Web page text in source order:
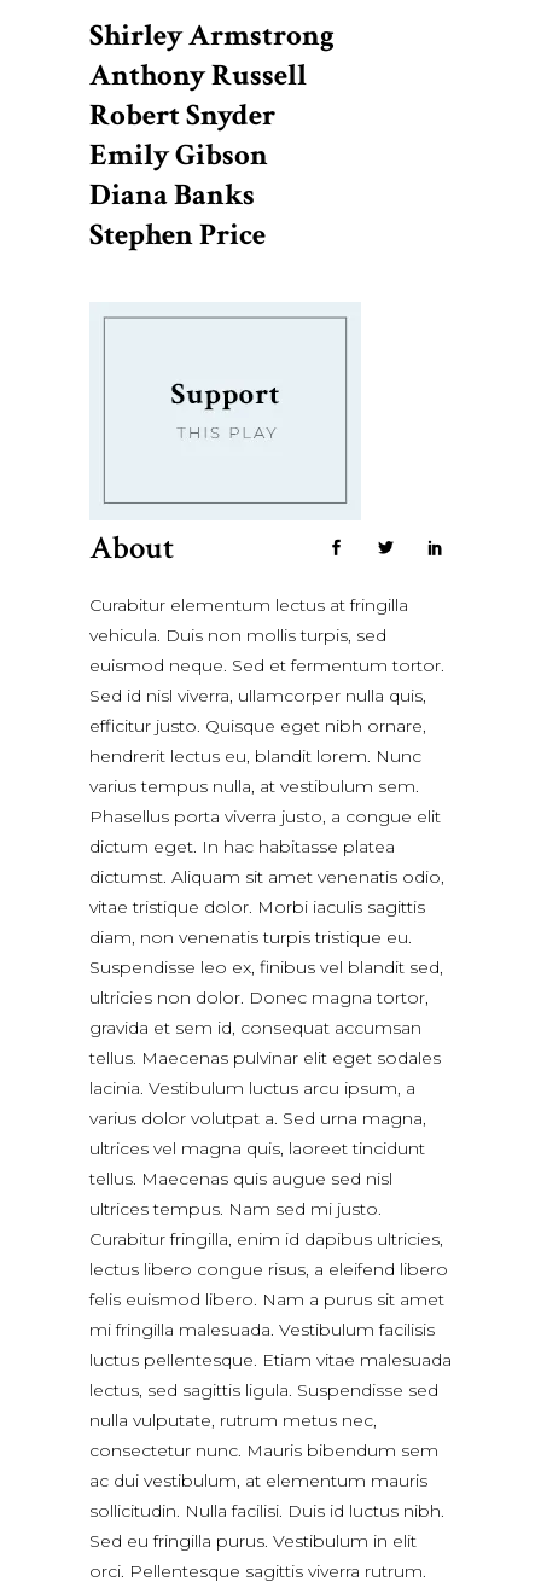
Shirley Armstrong
Anthony Russell
Robert Snyder
Emily Gibson
Diana Banks
Stephen Price
About
Curabitur elementum lectus at fringilla
vehicula. Duis non mollis turpis, sed
euismod neque. Sed et fermentum tortor.
Sed id nisl viverra, ullamcorper nulla quis,
efficitur justo. Quisque eget nibh ornare,
hendrerit lectus eu, blandit lorem. Nunc
varius tempus nulla, at vestibulum sem.
Phasellus porta viverra justo, a congue elit
dictum eget. In hac habitasse platea
dictumst. Aliquam sit amet venenatis odio,
vitae tristique dolor. Morbi iaculis sagittis
diam, non venenatis turpis tristique eu.
Suspendisse leo ex, finibus vel blandit sed,
ultricies non dolor. Donec magna tortor,
gravida et sem id, consequat accumsan
tellus. Maecenas pulvinar elit eget sodales
lacinia. Vestibulum luctus arcu ipsum, a
varius dolor volutpat a. Sed urna magna,
ultrices vel magna quis, laoreet tincidunt
tellus. Maecenas quis augue sed nisl
ultrices tempus. Nam sed mi justo.
Curabitur fringilla, enim id dapibus ultricies,
lectus libero congue risus, a eleifend libero
felis euismod libero. Nam a purus sit amet
mi fringilla malesuada. Vestibulum facilisis
luctus pellentesque. Etiam vitae malesuada
lectus, sed sagittis ligula. Suspendisse sed
nulla vulputate, rutrum metus nec,
consectetur nunc. Mauris bibendum sem
ac dui vestibulum, at elementum mauris
sollicitudin. Nulla facilisi. Duis id luctus nibh.
Sed eu fringilla purus. Vestibulum in elit
orci. Pellentesque sagittis viverra rutrum.